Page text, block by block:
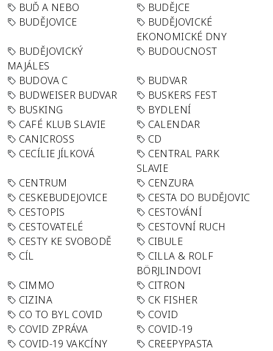
BUĎ A NEBO
BUDĚJCE
BUDĚJOVICE
BUDĚJOVICKÉ
EKONOMICKÉ DNY
BUDĚJOVICKÝ
MAJÁLES
BUDOUCNOST
BUDOVA C
BUDVAR
BUDWEISER BUDVAR
BUSKERS FEST
BUSKING
BYDLENÍ
CAFÉ KLUB SLAVIE
CALENDAR
CANICROSS
CD
CECÍLIE JÍLKOVÁ
CENTRAL PARK
SLAVIE
CENTRUM
CENZURA
CESKEBUDEJOVICE
CESTA DO BUDĚJOVIC
CESTOPIS
CESTOVÁNÍ
CESTOVATELÉ
CESTOVNÍ RUCH
CESTY KE SVOBODĚ
CIBULE
CÍL
CILLA & ROLF
BÖRJLINDOVI
CIMMO
CITRON
CIZINA
CK FISHER
CO TO BYL COVID
COVID
COVID ZPRÁVA
COVID-19
COVID-19 VAKCÍNY
CREEPYPASTA